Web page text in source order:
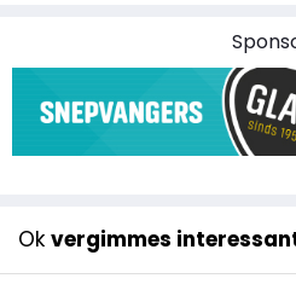
Ok vergimmes